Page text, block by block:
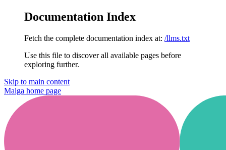
Documentation Index
Fetch the complete documentation index at: /llms.txt
Use this file to discover all available pages before
exploring further.
Skip to main content
Malga home page